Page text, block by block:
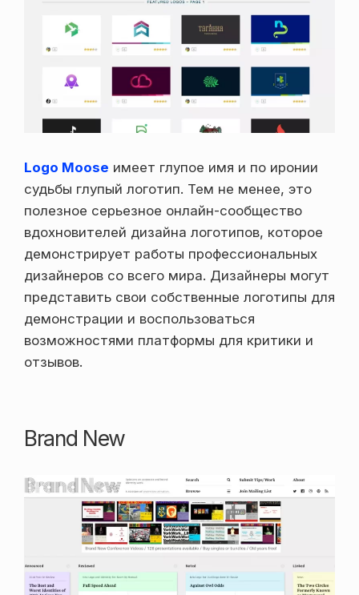
Logo Moose имеет глупое имя и по иронии
судьбы глупый логотип. Тем не менее, это
полезное серьезное онлайн-сообщество
вдохновителей дизайна логотипов, которое
демонстрирует работы профессиональных
дизайнеров со всего мира. Дизайнеры могут
представить свои собственные логотипы для
демонстрации и воспользоваться
возможностями платформы для критики и
отзывов.
Brand New